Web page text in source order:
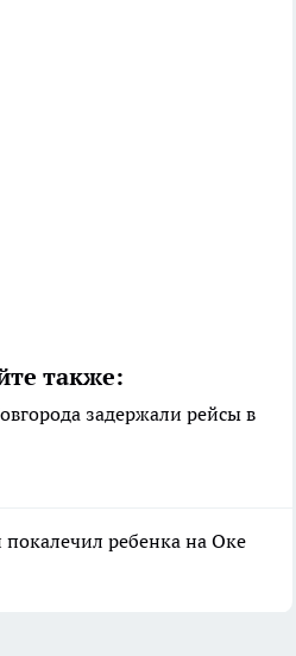
также:
задержали рейсы в
ребенка на Оке